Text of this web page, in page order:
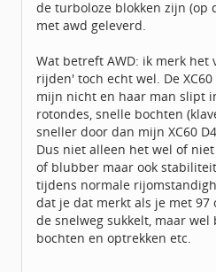
de turboloze blokken zijn (op
met awd geleverd.
Wat betreft AWD: ik merk
rijden' toch echt wel. De
mijn nicht en haar man slipt
rotondes, snelle bochten
sneller door dan mijn XC60
Dus niet alleen het wel of
of blubber maar ook
tijdens normale
dat je dat merkt als je met 97
de snelweg sukkelt, maar
bochten en optrekken etc.